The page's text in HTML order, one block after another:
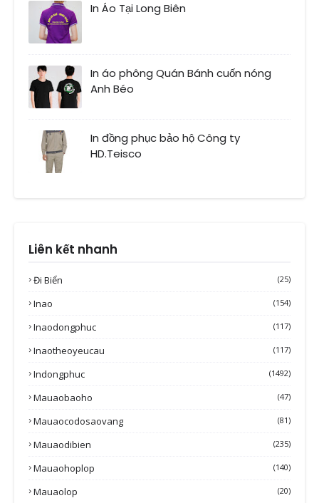
In Áo Tại Long Biên
In áo phông Quán Bánh cuốn nóng
Anh Béo
In đồng phục bảo hộ Công ty
HD.Teisco
Liên kết nhanh
Đi Biển (25)
Inao (154)
Inaodongphuc (117)
Inaotheoyeucau (117)
Indongphuc (1492)
Mauaobaoho (47)
Mauaocodosaovang (81)
Mauaodibien (235)
Mauaohoplop (140)
Mauaolop (20)